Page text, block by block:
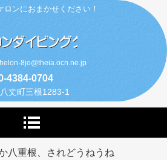
ロンにおまかせください！
8jo@theia.ocn.ne.jp
4384-0704
丈町三根1283-1
八重根、されどうねうね